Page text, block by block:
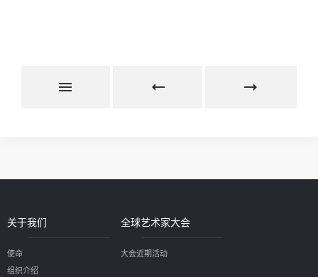
关于我们
使命
组织介绍
全球艺术家大会
大会近期活动